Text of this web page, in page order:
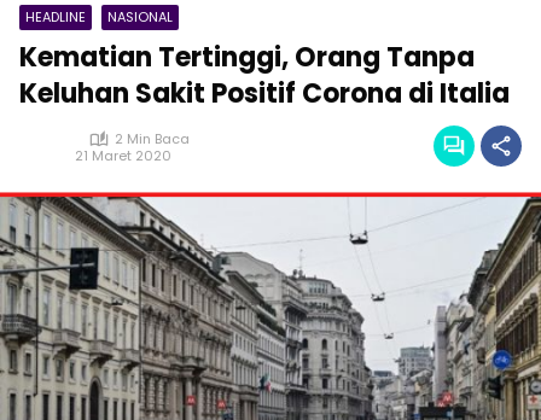
HEADLINE NASIONAL
Kematian Tertinggi, Orang Tanpa
Keluhan Sakit Positif Corona di Italia
2 Min Baca
21 Maret 2020